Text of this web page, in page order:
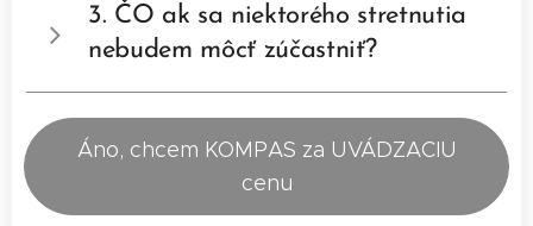
živé vysielania, na ktorých odpoviem na všetky
otázky.
3. ČO ak sa niektorého stretnutia
nebudem môcť zúčastniť?
videá, nahrávky a ostatné vychytávky budeš
Áno, chcem KOMPAS za UVÁDZACIU
cenu